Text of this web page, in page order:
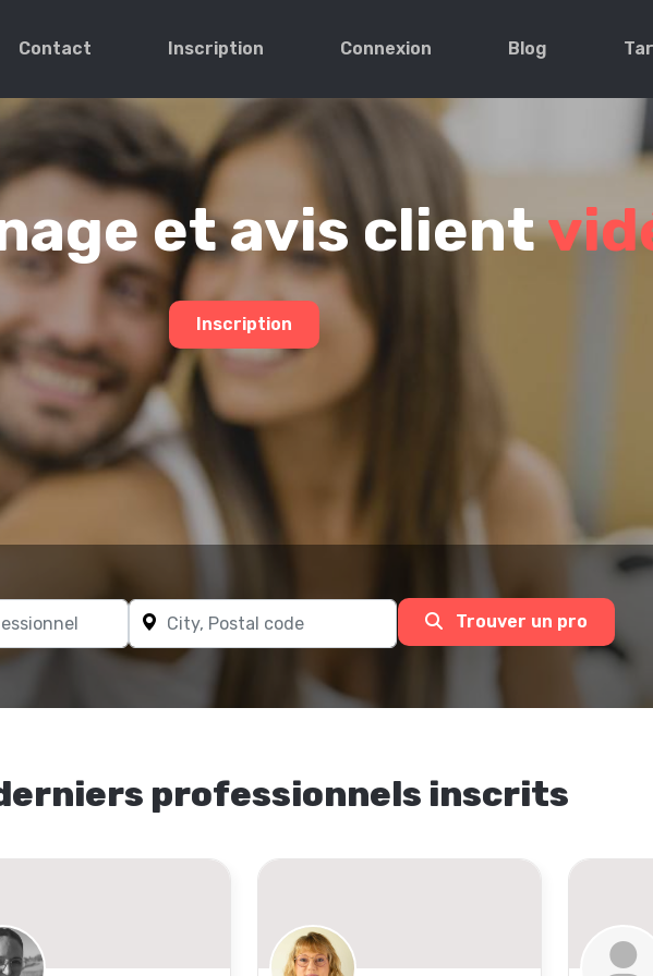
Contact Inscription Connexion Blog
et avis client
Inscription
Trouver un pro
professionnels inscrits